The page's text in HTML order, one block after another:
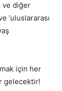
ve diğer
‘uluslararası
için her
gelecektir!